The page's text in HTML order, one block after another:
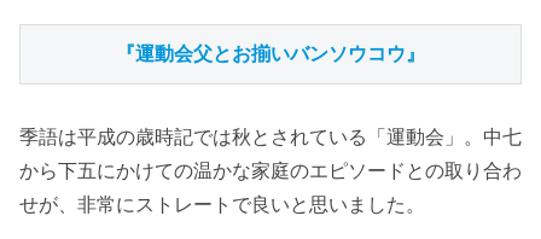
『運動会父とお揃いバンソウコウ』
季語は平成の歳時記では秋とされている「運動会」。中七
から下五にかけての温かな家庭のエピソードとの取り合わ
せが、非常にストレートで良いと思いました。